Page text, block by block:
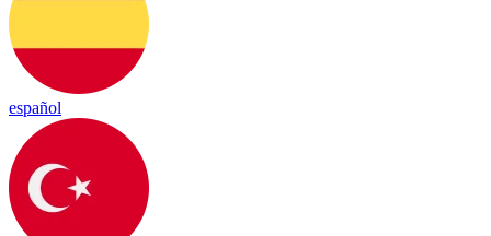
español